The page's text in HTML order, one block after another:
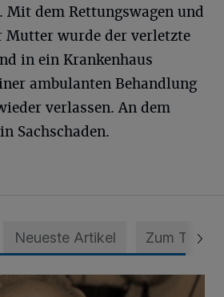
Mit dem Rettungswagen und
Mutter wurde der verletzte
in ein Krankenhaus
ambulanten Behandlung
verlassen. An dem
Sachschaden.
Neueste Artikel Zum Thema
Hänsch